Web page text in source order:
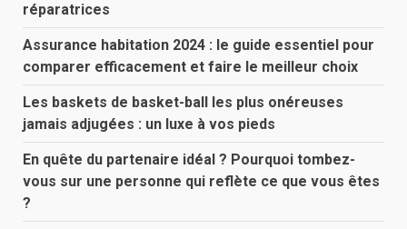
réparatrices
Assurance habitation 2024 : le guide essentiel pour
comparer efficacement et faire le meilleur choix
Les baskets de basket-ball les plus onéreuses
jamais adjugées : un luxe à vos pieds
En quête du partenaire idéal ? Pourquoi tombez-
vous sur une personne qui reflète ce que vous êtes
?